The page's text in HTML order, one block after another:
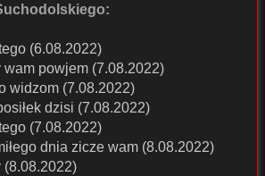
(6.08.2022)
wam powjem (7.08.2022)
widzom (7.08.2022)
dzisi (7.08.2022)
(7.08.2022)
dnia zicze wam (8.08.2022)
(8.08.2022)